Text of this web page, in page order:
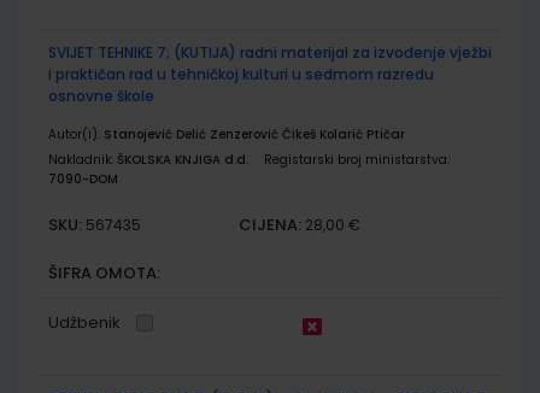
SVIJET TEHNIKE 7; (KUTIJA) radni materijal za izvođenje vježbi
i praktičan rad u tehničkoj kulturi u sedmom razredu
osnovne škole
Autor(i): Stanojević Delić Zenzerović Čikeš Kolarić Ptičar
Nakladnik: ŠKOLSKA KNJIGA d.d.
Registarski broj ministarstva:
7090-DOM
SKU: 567435 CIJENA: 28,00 €
ŠIFRA OMOTA:
Udžbenik